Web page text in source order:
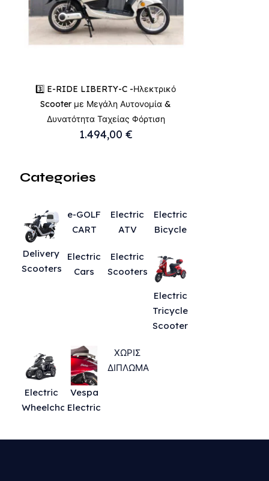
μπορούν
να
επιλεγούν
του
προϊόντος
3️⃣ E-RIDE LIBERTY-C -Ηλεκτρικό
Scooter με Μεγάλη Αυτονομία &
Δυνατότητα Ταχείας Φόρτιση
1.494,00 €
Categories
Delivery
Scooters
e-GOLF
CART
Electric
ATV
Electric
Bicycle
Electric
Cars
Electric
Scooters
Electric
Tricycle
Scooter
Electric
Wheelchairs
Vespa
Electric
ΧΩΡΙΣ
ΔΙΠΛΩΜΑ